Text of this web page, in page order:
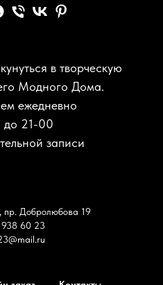
в творческую
Модного Дома.
ежедневно
до 21-00
записи
пр. Добролюбова 19
938 60 23